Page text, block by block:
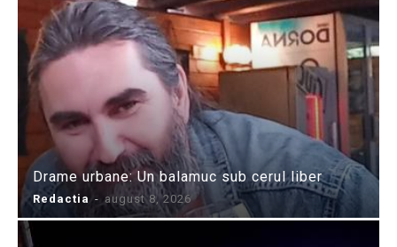
Drame urbane: Un balamuc sub cerul liber
Redactia - august 8, 2026